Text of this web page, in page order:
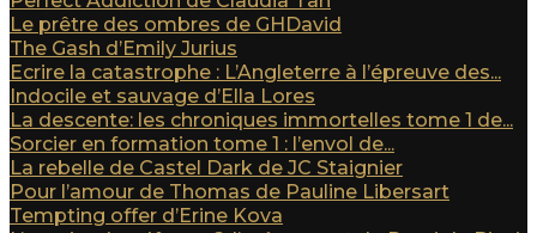
Le prêtre des ombres de GHDavid
The Gash d’Emily Jurius
Ecrire la catastrophe : L’Angleterre à l’épreuve des...
Indocile et sauvage d’Ella Lores
La descente: les chroniques immortelles tome 1 de...
Sorcier en formation tome 1 : l’envol de...
La rebelle de Castel Dark de JC Staignier
Pour l’amour de Thomas de Pauline Libersart
Tempting offer d’Erine Kova